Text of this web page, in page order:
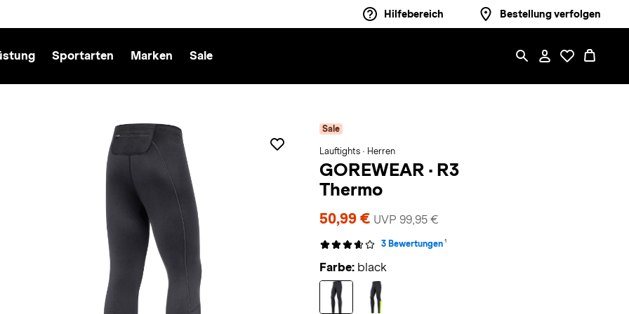
Hilfebereich Bestellung verfolgen
Sportarten Marken Sale
Sale
Lauftights · Herren
GOREWEAR · R3
Thermo
50,99 € UVP 99,95 €
3 Bewertungen 1
Farbe: black